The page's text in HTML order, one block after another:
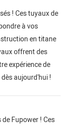
! Ces tuyaux de
à vos
en titane
offrent des
expérience de
aujourd'hui !
Fupower ! Ces